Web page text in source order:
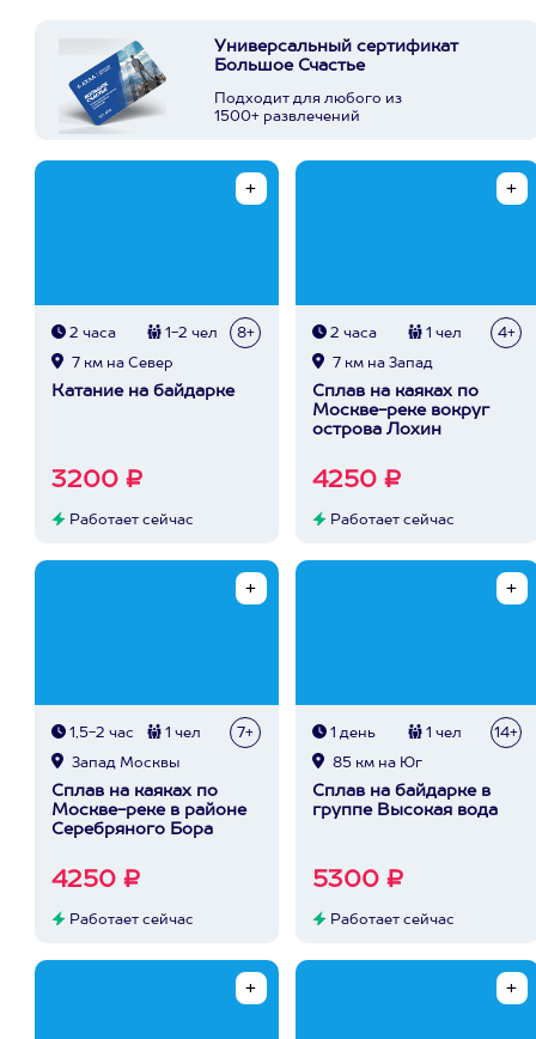
Универсальный сертификат
Большое Счастье
Подходит для любого из
1500+ развлечений
2 часа 1-2 чел 8+
7 км на Север
Катание на байдарке
3200 ₽
Работает сейчас
2 часа 1 чел 4+
7 км на Запад
Сплав на каяках по
Москве-реке вокруг
острова Лохин
4250 ₽
Работает сейчас
1,5-2 час 1 чел 7+
Запад Москвы
Сплав на каяках по
Москве-реке в районе
Серебряного Бора
4250 ₽
Работает сейчас
1 день 1 чел 14+
85 км на Юг
Сплав на байдарке в
группе Высокая вода
5300 ₽
Работает сейчас